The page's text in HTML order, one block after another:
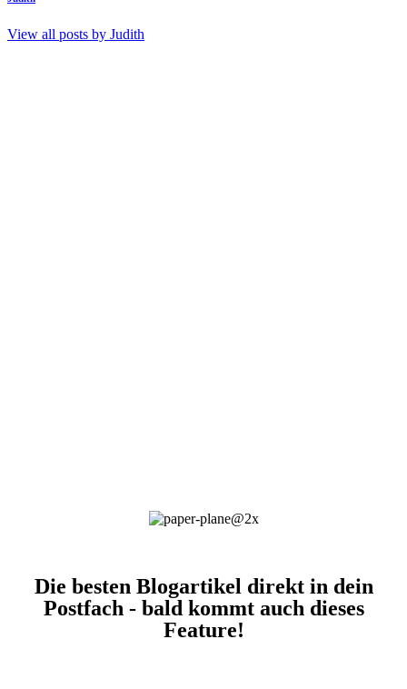
View all posts by Judith
Die besten Blogartikel direkt in dein
Postfach - bald kommt auch dieses
Feature!